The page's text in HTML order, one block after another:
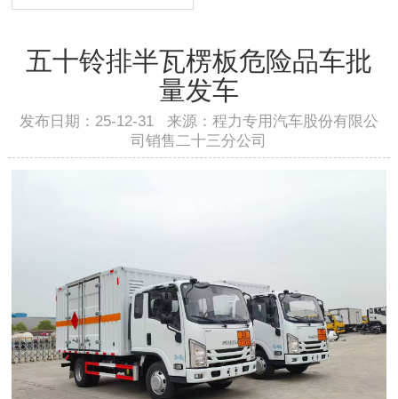
五十铃排半瓦楞板危险品车批
量发车
发布日期：25-12-31 来源：程力专用汽车股份有限公
司销售二十三分公司